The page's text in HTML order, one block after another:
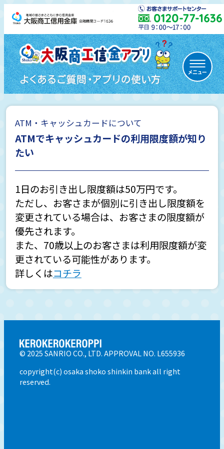
ATM・キャッシュカードについて
ATMでキャッシュカードの利用限度額が知り
たい
1日のお引き出し限度額は50万円です。
ただし、お客さまが個別に引き出し限度額を
変更されている場合は、お客さまの限度額が
優先されます。
また、70歳以上のお客さまは利用限度額が変
更されている可能性があります。
詳しくはコチラ
初めての方
通帳レス口座について
口座開設・口座登録について
どこのATMで利用可能か知りたい
ATMでキャッシュカードの利用限度額が知り
たい
© 2025 SANRIO CO., LTD. APPROVAL NO. L655936
copyright(c) osaka shoko shinkin bank all right
reserved.